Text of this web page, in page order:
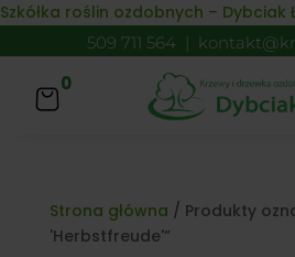
Skip to content
Szkółka roślin ozdobnych – Dybciak
509 711 564 |
0
Strona główna / Produkty
'Herbstfreude'”